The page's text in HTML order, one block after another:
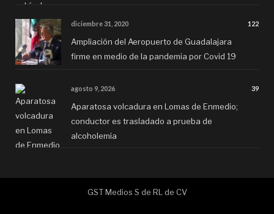
diciembre 31, 2020 122
Ampliación del Aeropuerto de Guadalajara
firme en medio de la pandemia por Covid 19
agosto 9, 2026 39
Aparatosa volcadura en Lomas de Enmedio;
conductor es trasladado a prueba de
alcoholemia
GST Medios S de RL de CV